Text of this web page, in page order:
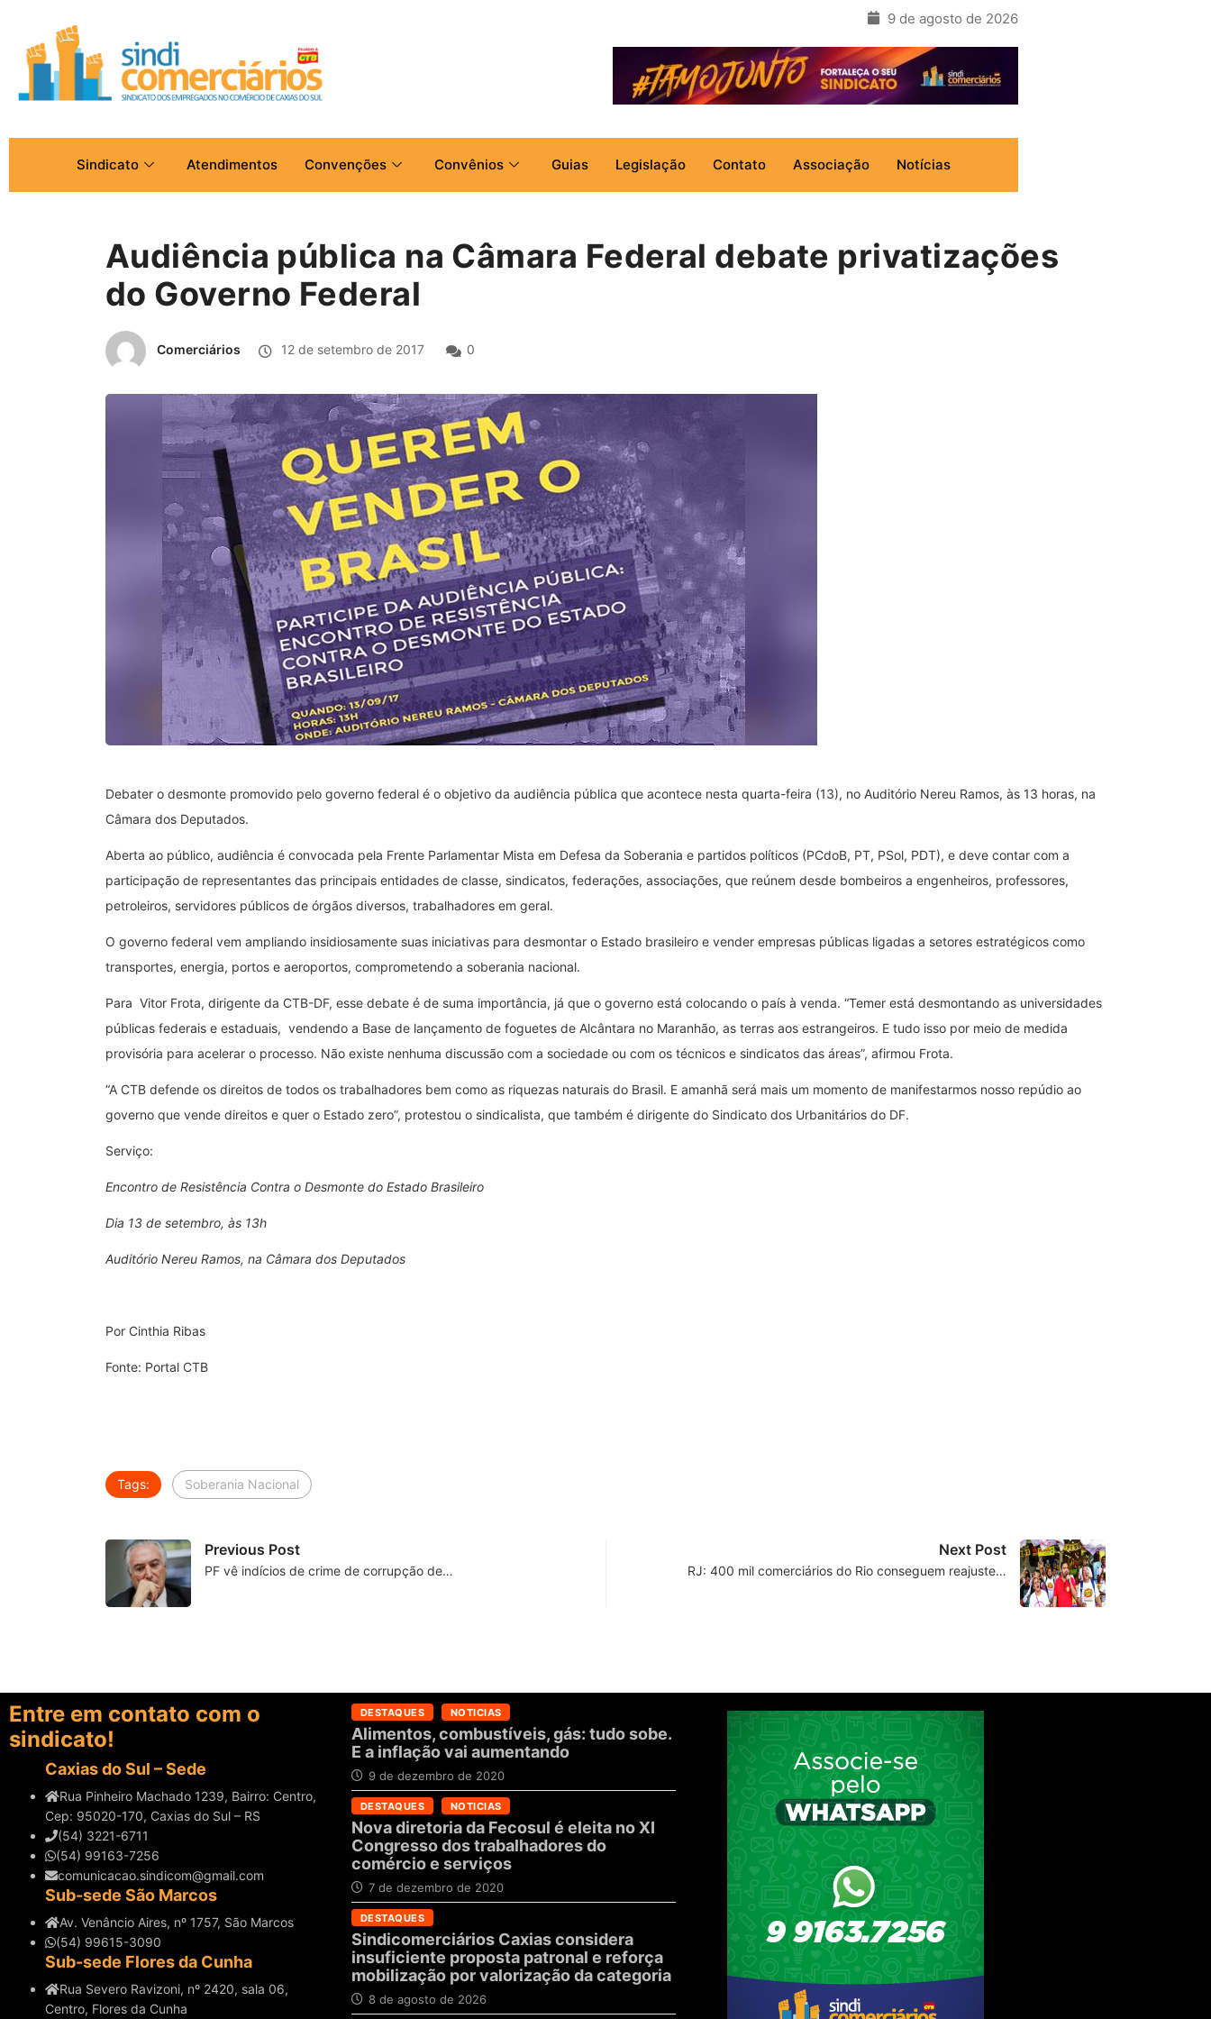
9 de agosto de 2026
Sindicato Atendimentos Convenções Convênios Guias Legislação Contato Associação Notícias
Audiência pública na Câmara Federal debate privatizações
do Governo Federal
Comerciários 12 de setembro de 2017 0
Debater o desmonte promovido pelo governo federal é o objetivo da audiência pública que acontece nesta quarta-feira (13), no Auditório Nereu Ramos, às 13 horas, na
Câmara dos Deputados.
Aberta ao público, audiência é convocada pela Frente Parlamentar Mista em Defesa da Soberania e partidos políticos (PCdoB, PT, PSol, PDT), e deve contar com a
participação de representantes das principais entidades de classe, sindicatos, federações, associações, que reúnem desde bombeiros a engenheiros, professores,
petroleiros, servidores públicos de órgãos diversos, trabalhadores em geral.
O governo federal vem ampliando insidiosamente suas iniciativas para desmontar o Estado brasileiro e vender empresas públicas ligadas a setores estratégicos como
transportes, energia, portos e aeroportos, comprometendo a soberania nacional.
Para Vitor Frota, dirigente da CTB-DF, esse debate é de suma importância, já que o governo está colocando o país à venda. “Temer está desmontando as universidades
públicas federais e estaduais, vendendo a Base de lançamento de foguetes de Alcântara no Maranhão, as terras aos estrangeiros. E tudo isso por meio de medida
provisória para acelerar o processo. Não existe nenhuma discussão com a sociedade ou com os técnicos e sindicatos das áreas”, afirmou Frota.
“A CTB defende os direitos de todos os trabalhadores bem como as riquezas naturais do Brasil. E amanhã será mais um momento de manifestarmos nosso repúdio ao
governo que vende direitos e quer o Estado zero”, protestou o sindicalista, que também é dirigente do Sindicato dos Urbanitários do DF.
Serviço:
Encontro de Resistência Contra o Desmonte do Estado Brasileiro
Dia 13 de setembro, às 13h
Auditório Nereu Ramos, na Câmara dos Deputados
Por Cinthia Ribas
Fonte: Portal CTB
Tags: Soberania Nacional
Previous Post
PF vê indícios de crime de corrupção de…
Next Post
RJ: 400 mil comerciários do Rio conseguem reajuste…
Entre em contato com o
sindicato!
Caxias do Sul – Sede
Rua Pinheiro Machado 1239, Bairro: Centro,
Cep: 95020-170, Caxias do Sul – RS
(54) 3221-6711
(54) 99163-7256
comunicacao.sindicom@gmail.com
Sub-sede São Marcos
Av. Venâncio Aires, nº 1757, São Marcos
(54) 99615-3090
Sub-sede Flores da Cunha
Rua Severo Ravizoni, nº 2420, sala 06,
Centro, Flores da Cunha
DESTAQUES NOTICIAS
Alimentos, combustíveis, gás: tudo sobe.
E a inflação vai aumentando
9 de dezembro de 2020
DESTAQUES NOTICIAS
Nova diretoria da Fecosul é eleita no XI
Congresso dos trabalhadores do
comércio e serviços
7 de dezembro de 2020
DESTAQUES
Sindicomerciários Caxias considera
insuficiente proposta patronal e reforça
mobilização por valorização da categoria
8 de agosto de 2026